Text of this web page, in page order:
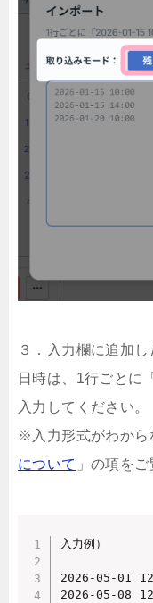
３．入力欄に追加し
日時は、1行ごとに
入力してください。
※入力形式がわから
について 」の項を
入力例）
2026-05-01
2026-05-08